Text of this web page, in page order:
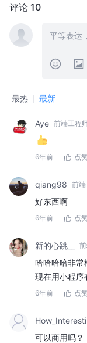
评论 10
最热 最新
Aye 前端工程
6年前 点
qiang98 前
好东西啊
6年前 点
新的心跳__
哈哈哈哈非常
现在用小程序
6年前 点
可以商用吗？